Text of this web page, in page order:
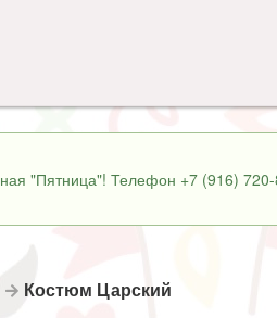
"Пятница"! Телефон +7 (916)
Костюм Царский